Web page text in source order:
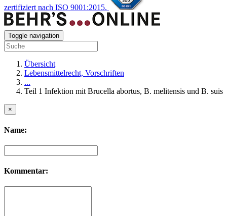
zertifiziert nach ISO 9001:2015.
Toggle navigation
Übersicht
Lebensmittelrecht, Vorschriften
...
Teil 1 Infektion mit Brucella abortus, B. melitensis und B. suis
×
Name:
Kommentar: